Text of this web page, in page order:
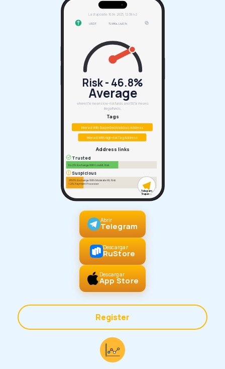
Last update: 10.04.2025, 12:38:42
USDT TLWKe...UuS7o
Risk - 48.9%
Average
where 0% means low-risk funds and 100% means
illegal funds.
Tags
Interact With Suspected Malicious Address
Interact With High-risk Tag Address
Address links
Trusted
64.2% Exchange With Low ML Risk
Suspicious
28.6% Exchange With Moderate ML Risk
1.2% Payment Processor
Telegram
Super...
Abrir
Telegram
Descargar
RuStore
Descargar
App Store
Register